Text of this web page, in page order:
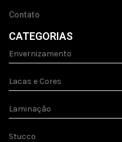
Contato
CATEGORIAS
Envernizamento
Lacas e Cores
Laminação
Stucco